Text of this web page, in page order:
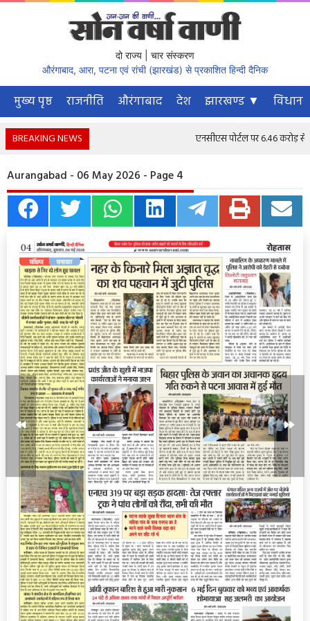
दो राज्य | चार संस्करण
औरंगाबाद, आरा, पटना एवं रांची (झारखंड) से प्रकाशित हिन्दी दैनिक
मुख्य पृष्ठ राजनीति औरंगाबाद देश झारखण्ड ▼
BREAKING NEWS एनसीएस पोर्टल पर 6.46 करोड़ से
Aurangabad - 06 May 2026 - Page 4